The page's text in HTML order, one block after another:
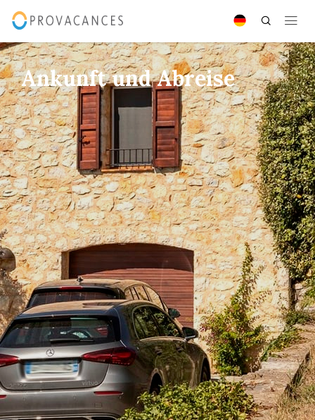
Ankunft und Abreise